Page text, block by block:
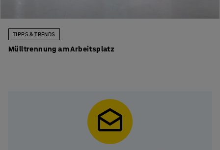
TIPPS & TRENDS
Mülltrennung am Arbeitsplatz